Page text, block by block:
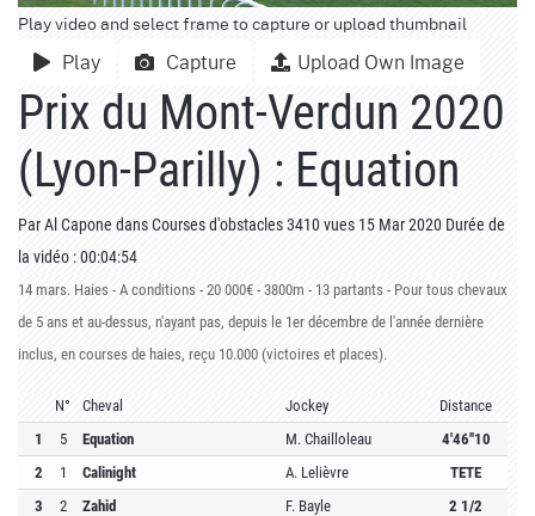
Play video and select frame to capture or upload thumbnail
Play Capture Upload Own Image
Prix du Mont-Verdun 2020
(Lyon-Parilly) : Equation
ParAl Capone dansCourses d'obstacles3410 vues 15 Mar 2020 Durée de
la vidéo : 00:04:54
14 mars. Haies - A conditions - 20 000€ - 3800m - 13 partants - Pour tous chevaux
de 5 ans et au-dessus, n'ayant pas, depuis le 1er décembre de l'année dernière
inclus, en courses de haies, reçu 10.000 (victoires et places).
N° Cheval Jockey
Distance
1
5 Equation M. Chailloleau
4'46''10
2
1 Calinight A. Lelièvre
TETE
3
2 Zahid F. Bayle
2 1/2